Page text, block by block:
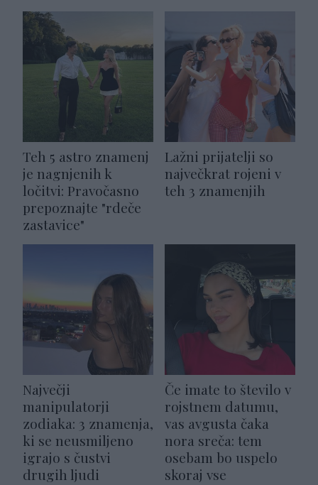
Teh 5 astro znamenj
je nagnjenih k
ločitvi: Pravočasno
prepoznajte "rdeče
zastavice"
Lažni prijatelji so
največkrat rojeni v
teh 3 znamenjih
Največji
manipulatorji
zodiaka: 3 znamenja,
ki se neusmiljeno
igrajo s čustvi
drugih ljudi
Če imate to število v
rojstnem datumu,
vas avgusta čaka
nora sreča: tem
osebam bo uspelo
skoraj vse